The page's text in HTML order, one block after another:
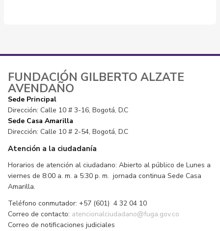
FUNDACIÓN GILBERTO ALZATE
AVENDAÑO
Sede Principal
Dirección: Calle 10 # 3-16, Bogotá, D.C
Sede Casa Amarilla
Dirección: Calle 10 # 2-54, Bogotá, D.C
Atención a la ciudadanía
Horarios de atención al ciudadano: Abierto al público de Lunes a
viernes de 8:00 a. m. a 5:30 p. m. jornada continua Sede Casa
Amarilla.
Teléfono conmutador: +57 (601) 4 32 04 10
Correo de contacto: atencionalciudadano@fuga.gov.co
Correo de notificaciones judiciales